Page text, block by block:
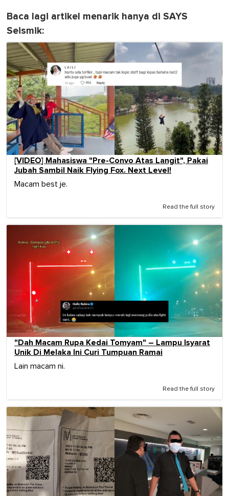
Baca lagi artikel menarik hanya di SAYS
Seismik:
[VIDEO] Mahasiswa "Pre-Convo Atas Langit", Pakai
Jubah Sambil Naik Flying Fox. Next Level!
Macam best je.
Read the full story
"Dah Macam Rupa Kedai Tomyam" – Lampu Isyarat
Unik Di Melaka Ini Curi Tumpuan Ramai
Lain macam ni.
Read the full story